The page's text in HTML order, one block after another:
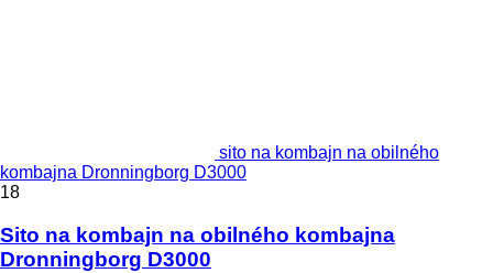
sito na kombajn na obilného
kombajna Dronningborg D3000
18
Sito na kombajn na obilného kombajna
Dronningborg D3000